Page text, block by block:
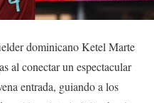
dominicano Ketel Marte
al conectar un espectacular
entrada, guiando a los